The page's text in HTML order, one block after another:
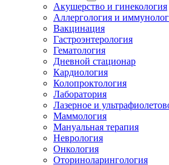
Акушерство и гинекология
Аллергология и
Вакцинация
Гастроэнтерология
Гематология
Дневной стационар
Кардиология
Колопроктология
Лаборатория
Лазерное и
Маммология
Мануальная терапия
Неврология
Онкология
Оториноларингология